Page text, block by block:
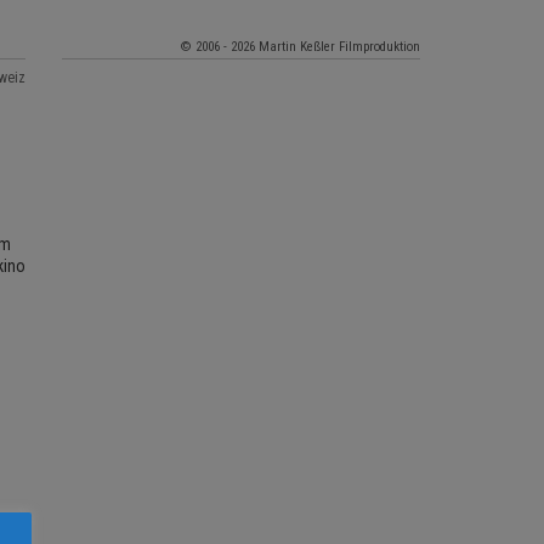
© 2006 - 2026 Martin Keßler Filmproduktion